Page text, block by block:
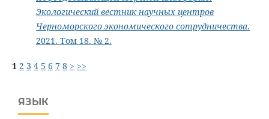
Экологический вестник научных центров
Черноморского экономического сотрудничества.
2021. Том 18. № 2.
1 2 3 4 5 6 7 8 > >>
ЯЗЫК